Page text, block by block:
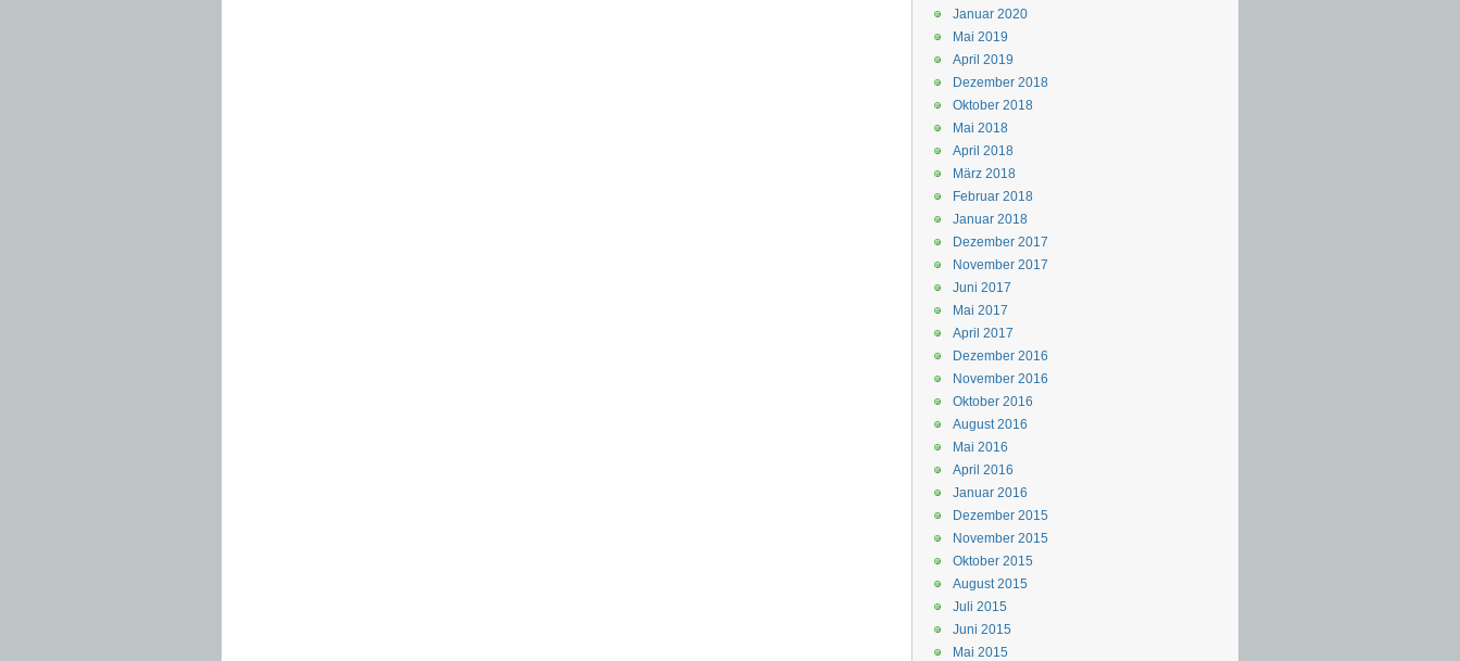
Januar 2020
Mai 2019
April 2019
Dezember 2018
Oktober 2018
Mai 2018
April 2018
März 2018
Februar 2018
Januar 2018
Dezember 2017
November 2017
Juni 2017
Mai 2017
April 2017
Dezember 2016
November 2016
Oktober 2016
August 2016
Mai 2016
April 2016
Januar 2016
Dezember 2015
November 2015
Oktober 2015
August 2015
Juli 2015
Juni 2015
Mai 2015